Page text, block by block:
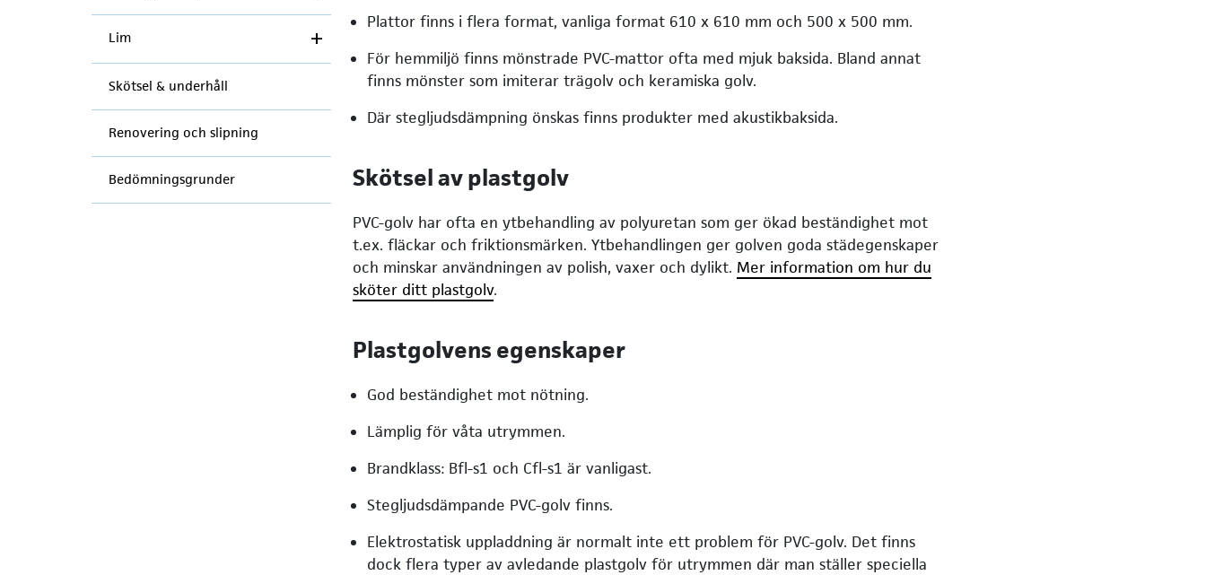
Lim
Skötsel & underhåll
Renovering och slipning
Bedömningsgrunder
Plattor finns i flera format, vanliga format 610 x 610 mm och 500 x 500 mm.
För hemmiljö finns mönstrade PVC-mattor ofta med mjuk baksida. Bland annat
finns mönster som imiterar trägolv och keramiska golv.
Där stegljudsdämpning önskas finns produkter med akustikbaksida.
Skötsel av plastgolv
PVC-golv har ofta en ytbehandling av polyuretan som ger ökad beständighet mot
t.ex. fläckar och friktionsmärken. Ytbehandlingen ger golven goda städegenskaper
och minskar användningen av polish, vaxer och dylikt. Mer information om hur du
sköter ditt plastgolv.
Plastgolvens egenskaper
God beständighet mot nötning.
Lämplig för våta utrymmen.
Brandklass: Bfl-s1 och Cfl-s1 är vanligast.
Stegljudsdämpande PVC-golv finns.
Elektrostatisk uppladdning är normalt inte ett problem för PVC-golv. Det finns
dock flera typer av avledande plastgolv för utrymmen där man ställer speciella